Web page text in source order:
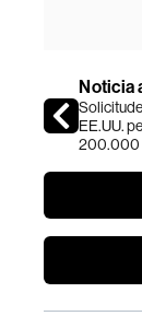
Noticia
EE.UU.
200.000